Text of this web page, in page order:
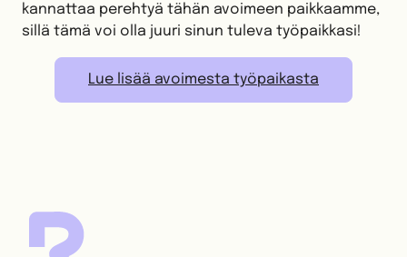
kannattaa perehtyä tähän avoimeen paikkaamme,
sillä tämä voi olla juuri sinun tuleva työpaikkasi!
Lue lisää avoimesta työpaikasta